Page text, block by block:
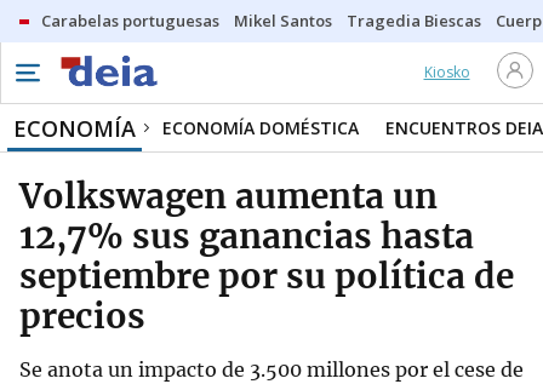
Carabelas portuguesas Mikel Santos Tragedia Biescas
Kiosko
ECONOMÍA ECONOMÍA DOMÉSTICA ENCUENTROS DEIA
Volkswagen aumenta un
12,7% sus ganancias hasta
septiembre por su política de
precios
Se anota un impacto de 3.500 millones por el cese de